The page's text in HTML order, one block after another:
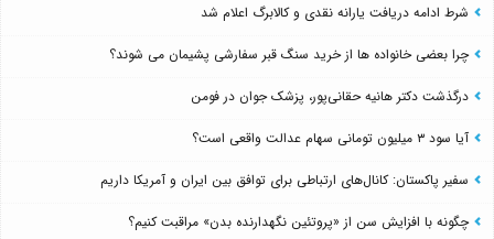
شرط ادامه دریافت یارانه نقدی و کالابرگ اعلام شد
چرا بعضی خانواده ها از خرید سنگ قبر سفارشی پشیمان می شوند؟
درگذشت دکتر هانیه حقانی‌پور، پزشک جوان در فومن
آیا سود ۳ میلیون تومانی سهام عدالت واقعی است؟
سفیر پاکستان: کانال‌های ارتباطی برای توافق بین ایران و آمریکا داریم
چگونه با افزایش سن از «پروتئین نگهدارنده بدن» مراقبت کنیم؟